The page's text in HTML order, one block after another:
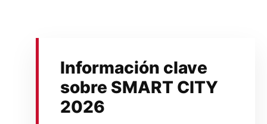
Información clave
sobre SMART CITY
2026